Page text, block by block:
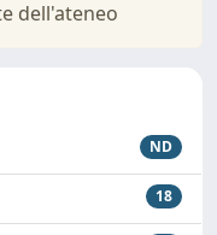
dell'ateneo
ND
18